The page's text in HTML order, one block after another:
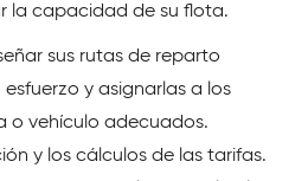
la capacidad de su flota.
sus rutas de reparto
y asignarlas a los
o vehículo adecuados.
y los cálculos de las tarifas.